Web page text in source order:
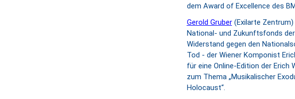
dem Award of Excellence des
Gerold Gruber (Exilarte Zentrum)
National- und Zukunftsfonds
Widerstand gegen den
Tod - der Wiener Komponist
für eine Online-Edition der Erich
zum Thema „Musikalischer
Holocaust“.